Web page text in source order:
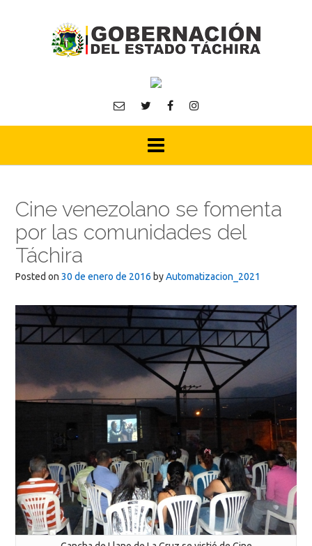
Cine venezolano se fomenta
por las comunidades del
Táchira
Posted on 30 de enero de 2016 byAutomatizacion_2021